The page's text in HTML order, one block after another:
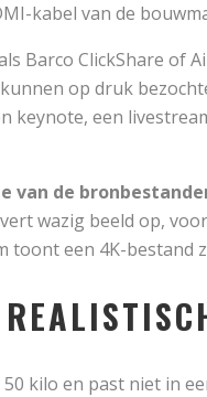
kabel van de
Barco ClickShare of
op druk
keynote, een
van de
wazig beeld op,
toont een 4K-bestand
kilo en past niet in